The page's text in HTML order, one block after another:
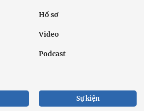
Hồ sơ
Video
Podcast
Sự kiện